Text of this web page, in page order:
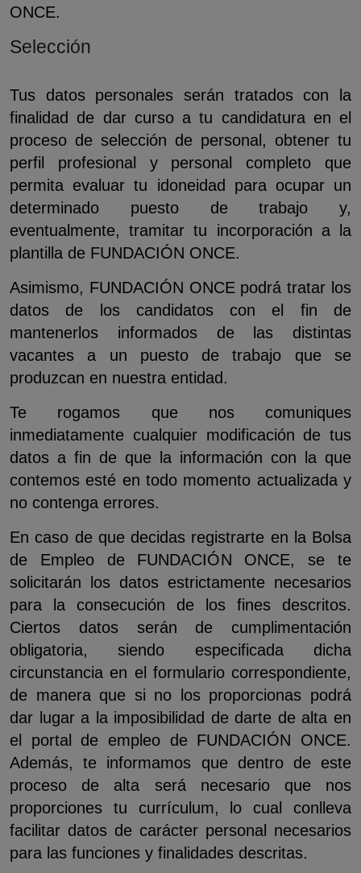
ONCE.
Selección
Tus datos personales serán tratados con la
finalidad de dar curso a tu candidatura en el
proceso de selección de personal, obtener tu
perfil profesional y personal completo que
permita evaluar tu idoneidad para ocupar un
determinado puesto de trabajo y,
eventualmente, tramitar tu incorporación a la
plantilla de FUNDACIÓN ONCE.
Asimismo, FUNDACIÓN ONCE podrá́ tratar los
datos de los candidatos con el fin de
mantenerlos informados de las distintas
vacantes a un puesto de trabajo que se
produzcan en nuestra entidad.
Te rogamos que nos comuniques
inmediatamente cualquier modificación de tus
datos a fin de que la información con la que
contemos esté en todo momento actualizada y
no contenga errores.
En caso de que decidas registrarte en la Bolsa
de Empleo de FUNDACIÓN ONCE, se te
solicitarán los datos estrictamente necesarios
para la consecución de los fines descritos.
Ciertos datos serán de cumplimentación
obligatoria, siendo especificada dicha
circunstancia en el formulario correspondiente,
de manera que si no los proporcionas podrá
dar lugar a la imposibilidad de darte de alta en
el portal de empleo de FUNDACIÓN ONCE.
Además, te informamos que dentro de este
proceso de alta será necesario que nos
proporciones tu currículum, lo cual conlleva
facilitar datos de carácter personal necesarios
para las funciones y finalidades descritas.